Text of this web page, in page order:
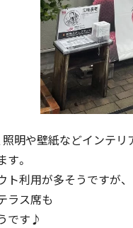
照明や壁紙などインテリ
。
ト利用が多そうですが、
ラス席も
です♪